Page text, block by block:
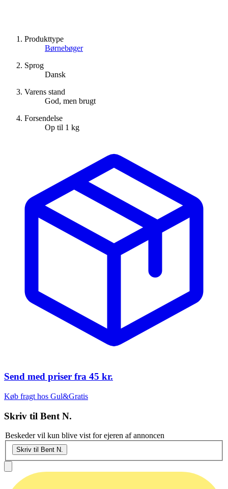
Produkttype
Børnebøger
Sprog
Dansk
Varens stand
God, men brugt
Forsendelse
Op til 1 kg
Send med priser fra 45 kr.
Køb fragt hos Gul&Gratis
Skriv til Bent N.
Beskeder vil kun blive vist for ejeren af annoncen
Skriv til Bent N.